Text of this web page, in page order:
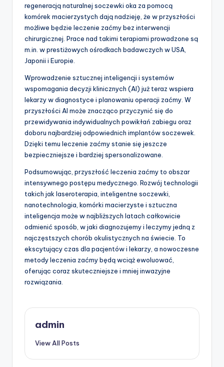
regeneracją naturalnej soczewki oka za pomocą
komórek macierzystych dają nadzieję, że w przyszłości
możliwe będzie leczenie zaćmy bez interwencji
chirurgicznej. Prace nad takimi terapiami prowadzone są
m.in. w prestiżowych ośrodkach badawczych w USA,
Japonii i Europie.
Wprowadzenie sztucznej inteligencji i systemów
wspomagania decyzji klinicznych (AI) już teraz wspiera
lekarzy w diagnostyce i planowaniu operacji zaćmy. W
przyszłości AI może znacząco przyczynić się do
przewidywania indywidualnych powikłań zabiegu oraz
doboru najbardziej odpowiednich implantów soczewek.
Dzięki temu leczenie zaćmy stanie się jeszcze
bezpieczniejsze i bardziej spersonalizowane.
Podsumowując, przyszłość leczenia zaćmy to obszar
intensywnego postępu medycznego. Rozwój technologii
takich jak laseroterapia, inteligentne soczewki,
nanotechnologia, komórki macierzyste i sztuczna
inteligencja może w najbliższych latach całkowicie
odmienić sposób, w jaki diagnozujemy i leczymy jedną z
najczęstszych chorób okulistycznych na świecie. To
ekscytujący czas dla pacjentów i lekarzy, a nowoczesne
metody leczenia zaćmy będą wciąż ewoluować,
oferując coraz skuteczniejsze i mniej inwazyjne
rozwiązania.
admin
View All Posts